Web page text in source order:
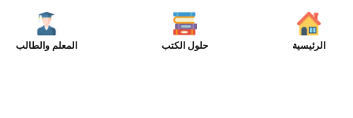
الرئيسية حلول الكتب المعلم والطالب